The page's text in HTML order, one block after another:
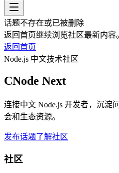
话题不存在或已被删除
返回首页继续浏览社区最新内容
返回首页
Node.js 中文技术社区
CNode Next
连接中文 Node.js 开发者，沉淀
会和生态资源。
发布话题了解社区
社区